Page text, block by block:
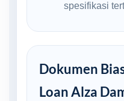
spesifikasi
Dokumen
Loan Alza